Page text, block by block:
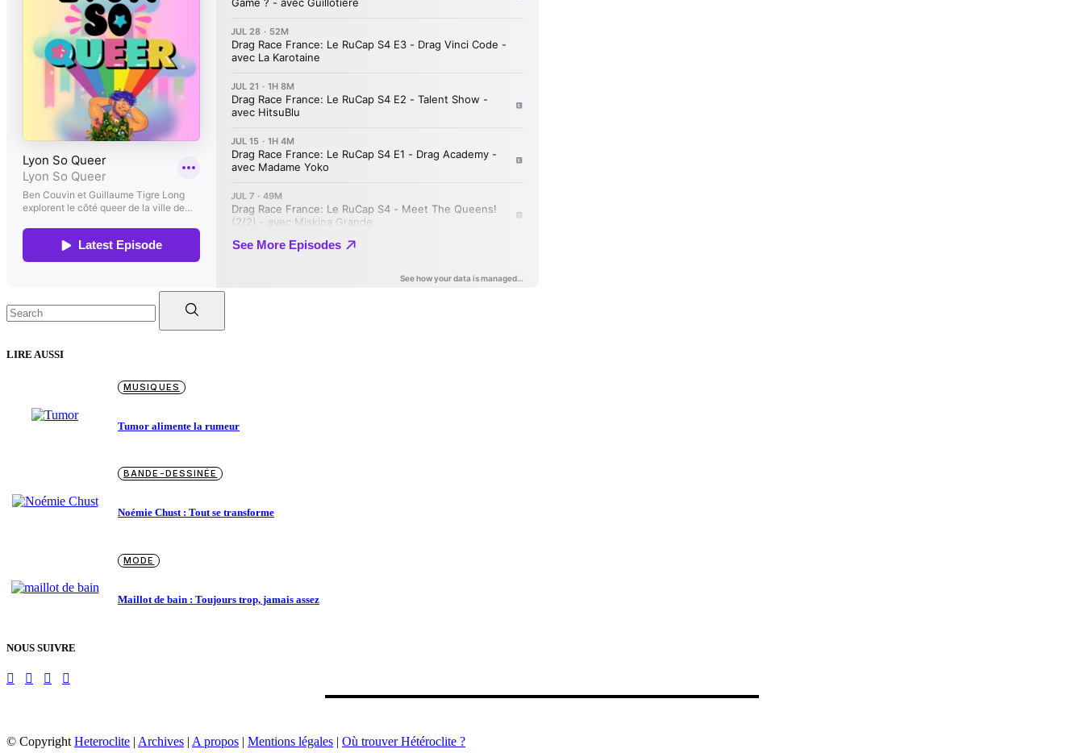
for:
LIRE AUSSI
MUSIQUES
Tumor alimente la rumeur
BANDE-DESSINÉE
Noémie Chust : Tout se transforme
MODE
Maillot de bain : Toujours trop, jamais assez
NOUS SUIVRE
© Copyright Heteroclite | Archives | A propos | Mentions légales | Où trouver Hétéroclite ?